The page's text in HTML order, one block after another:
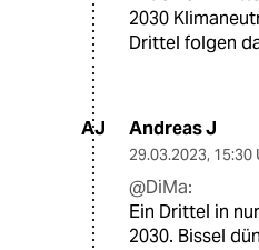
2030
Drittel folgen
AJ Andreas J
29.03.2023, 15:30
@DiMa:
Ein Drittel in
2030. Bissel